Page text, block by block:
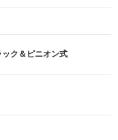
ク＆ピニオン式